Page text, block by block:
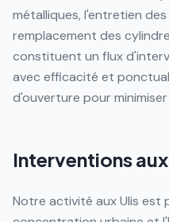
métalliques, l'entretien des
remplacement des
constituent un flux
avec efficacité et
d'ouverture pour
Interventions
Notre activité aux Ulis est